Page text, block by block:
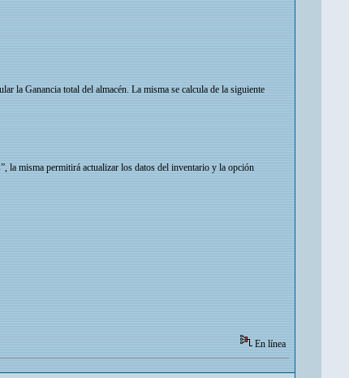
la Ganancia total del almacén. La misma se calcula de la siguiente
la misma permitirá actualizar los datos del inventario y la opción
En línea